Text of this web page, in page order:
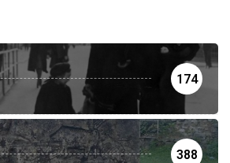
174
388